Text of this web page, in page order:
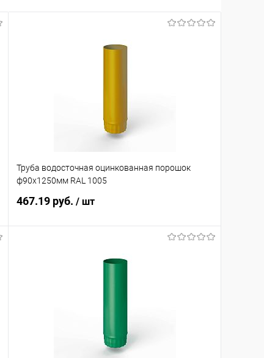
Труба водосточная оцинкованная порошок
ф90х1250мм RAL 1005
467.19 руб. / шт